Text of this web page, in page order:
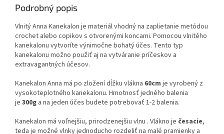
Podrobný popis
Vlnitý Anna Kanekalon je materiál vhodný na zaplietanie metódou
crochet alebo copikov s otvorenými koncami. Pomocou vlnitého
kanekalonu vytvoríte výnimočne bohatý účes. Tento typ
kanekalonu možno použiť aj na vytváranie príčeskov a
extravagantných účesov.
Kanekalon Anna má po zložení dĺžku vlákna 60cm je vyrobený z
vysokoteplotného kanekalonu. Hmotnosť jedného balenia
je 300g a na jeden účes budete potrebovať 1-2 balenia.
Kanekalon má voľnejšiu, prirodzenejšiu vlnu . Vlákno je česacie,
teda je možné vlnky jednoducho rozdeliť na malé pramienky a